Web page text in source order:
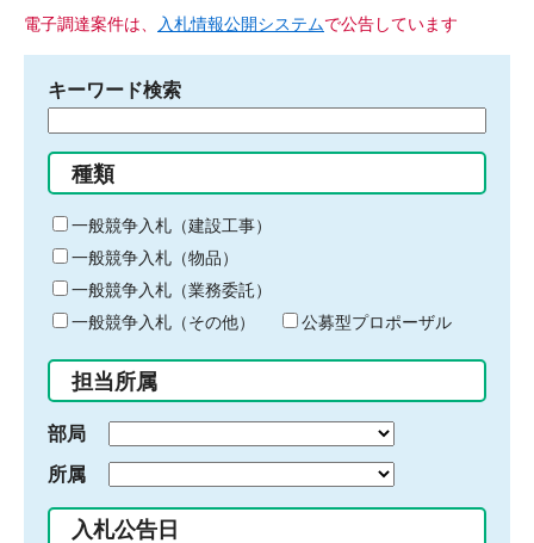
電子調達案件は、 入札情報公開システムで公告しています
キーワード検索
る
キ
ー
ワ
ー
ド
入
力
種類
一般競争入札（建設工事）
一般競争入札（物品）
一般競争入札（業務委託）
一般競争入札（その他）
公募型プロポーザル
担当所属
部局
所属
入札公告日